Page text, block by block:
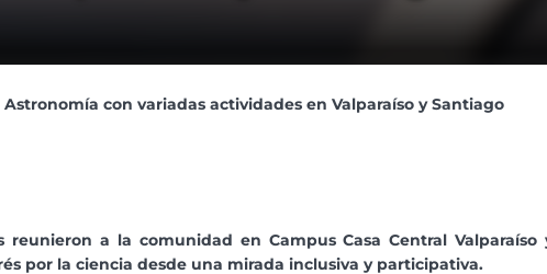
Astronomía con variadas actividades en Valparaíso y Santiago
reunieron a la comunidad en Campus Casa Central Valparaíso
por la ciencia desde una mirada inclusiva y participativa.